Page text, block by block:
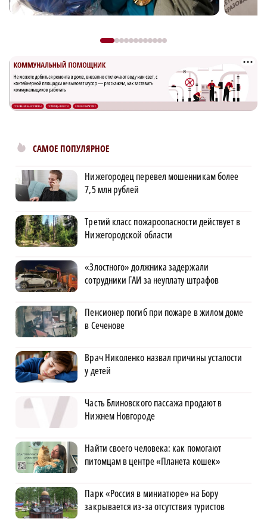
САМОЕ ПОПУЛЯРНОЕ
Нижегородец перевел мошенникам более
7,5 млн рублей
Третий класс пожароопасности действует в
Нижегородской области
«Злостного» должника задержали
сотрудники ГАИ за неуплату штрафов
Пенсионер погиб при пожаре в жилом доме
в Сеченове
Врач Николенко назвал причины усталости
у детей
Часть Блиновского пассажа продают в
Нижнем Новгороде
Найти своего человека: как помогают
питомцам в центре «Планета кошек»
Парк «Россия в миниатюре» на Бору
закрывается из-за отсутствия туристов